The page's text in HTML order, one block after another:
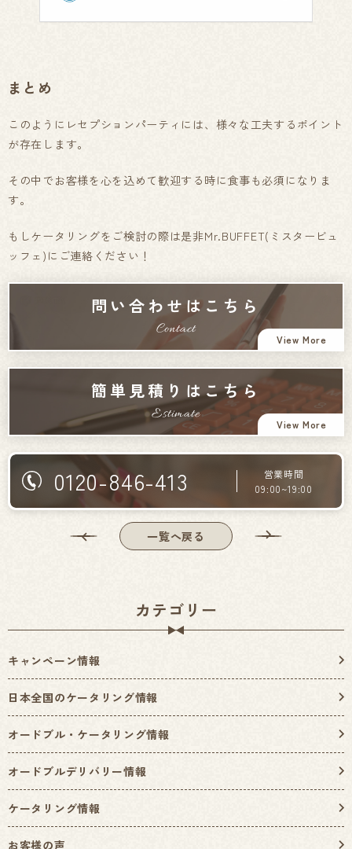
まとめ
このようにレセプションパーティには、様々な工夫するポイント
が存在します。
その中でお客様を心を込めて歓迎する時に食事も必須になりま
す。
もしケータリングをご検討の際は是非Mr.BUFFET(ミスタービュ
ッフェ)にご連絡ください！
問い合わせはこちら
Contact
View More
簡単見積りはこちら
Estimate
View More
0120-846-413
営業時間
09:00~19:00
一覧へ戻る
カテゴリー
キャンペーン情報
日本全国のケータリング情報
オードブル・ケータリング情報
オードブルデリバリー情報
ケータリング情報
お客様の声